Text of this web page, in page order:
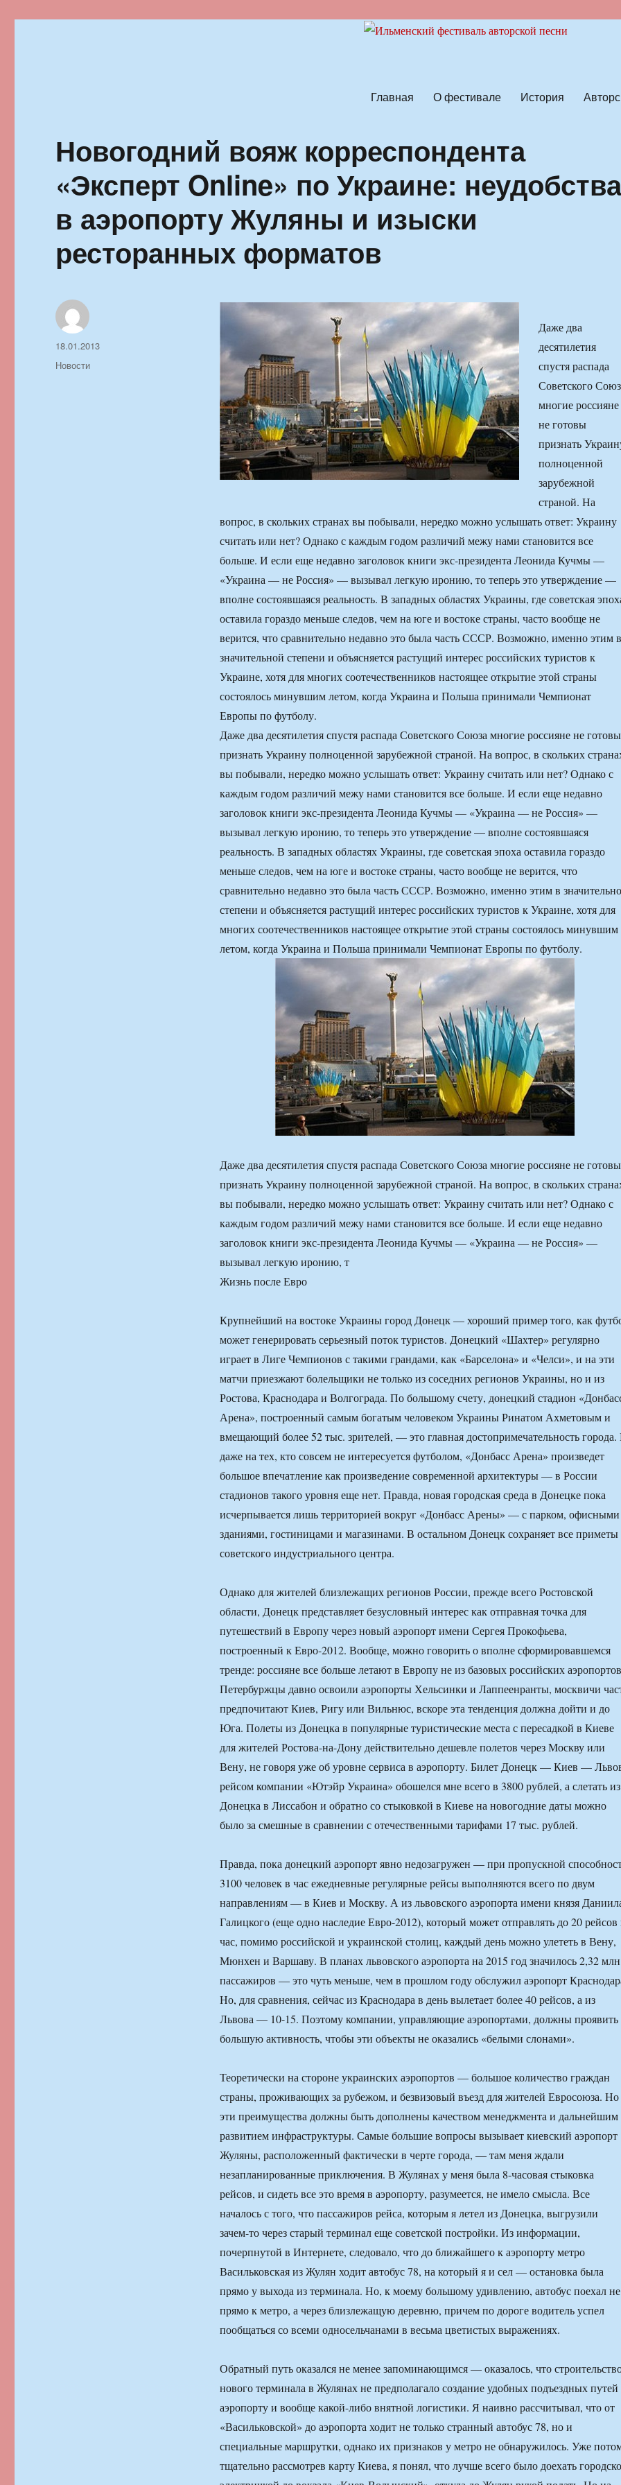
Главная О фестивале История
Новогодний вояж корреспондента
«Эксперт Online» по Украине:
в аэропорту Жуляны и изыски
ресторанных форматов
Даже два
десятилетия
спустя распада
Советского
многие россияне
не готовы
признать
полноценной
зарубежной
страной. На
вопрос, в скольких странах вы побывали, нередко можно услышать ответ: Украину
считать или нет? Однако с каждым годом различий межу нами становится все
больше. И если еще недавно заголовок книги экс-президента Леонида Кучмы —
«Украина — не Россия» — вызывал легкую иронию, то теперь это утверждение —
вполне состоявшаяся реальность. В западных областях Украины, где советская
оставила гораздо меньше следов, чем на юге и востоке страны, часто вообще не
верится, что сравнительно недавно это была часть СССР. Возможно, именно этим в
значительной степени и объясняется растущий интерес российских туристов к
Украине, хотя для многих соотечественников настоящее открытие этой страны
состоялось минувшим летом, когда Украина и Польша принимали Чемпионат
Европы по футболу.
Даже два десятилетия спустя распада Советского Союза многие россияне не готовы
признать Украину полноценной зарубежной страной. На вопрос, в скольких
вы побывали, нередко можно услышать ответ: Украину считать или нет? Однако с
каждым годом различий межу нами становится все больше. И если еще недавно
заголовок книги экс-президента Леонида Кучмы — «Украина — не Россия» —
вызывал легкую иронию, то теперь это утверждение — вполне состоявшаяся
реальность. В западных областях Украины, где советская эпоха оставила гораздо
меньше следов, чем на юге и востоке страны, часто вообще не верится, что
сравнительно недавно это была часть СССР. Возможно, именно этим в
степени и объясняется растущий интерес российских туристов к Украине, хотя для
многих соотечественников настоящее открытие этой страны состоялось минувшим
летом, когда Украина и Польша принимали Чемпионат Европы по футболу.
Даже два десятилетия спустя распада Советского Союза многие россияне не готовы
признать Украину полноценной зарубежной страной. На вопрос, в скольких
вы побывали, нередко можно услышать ответ: Украину считать или нет? Однако с
каждым годом различий межу нами становится все больше. И если еще недавно
заголовок книги экс-президента Леонида Кучмы — «Украина — не Россия» —
вызывал легкую иронию, т
Жизнь после Евро
Крупнейший на востоке Украины город Донецк — хороший пример того, как
может генерировать серьезный поток туристов. Донецкий «Шахтер» регулярно
играет в Лиге Чемпионов с такими грандами, как «Барселона» и «Челси», и на эти
матчи приезжают болельщики не только из соседних регионов Украины, но и из
Ростова, Краснодара и Волгограда. По большому счету, донецкий стадион
Арена», построенный самым богатым человеком Украины Ринатом Ахметовым и
вмещающий более 52 тыс. зрителей, — это главная достопримечательность
даже на тех, кто совсем не интересуется футболом, «Донбасс Арена» произведет
большое впечатление как произведение современной архитектуры — в России
стадионов такого уровня еще нет. Правда, новая городская среда в Донецке пока
исчерпывается лишь территорией вокруг «Донбасс Арены» — с парком, офисными
зданиями, гостиницами и магазинами. В остальном Донецк сохраняет все приметы
советского индустриального центра.
Однако для жителей близлежащих регионов России, прежде всего Ростовской
области, Донецк представляет безусловный интерес как отправная точка для
путешествий в Европу через новый аэропорт имени Сергея Прокофьева,
построенный к Евро-2012. Вообще, можно говорить о вполне сформировавшемся
тренде: россияне все больше летают в Европу не из базовых российских
Петербуржцы давно освоили аэропорты Хельсинки и Лаппеенранты, москвичи
предпочитают Киев, Ригу или Вильнюс, вскоре эта тенденция должна дойти и до
Юга. Полеты из Донецка в популярные туристические места с пересадкой в Киеве
для жителей Ростова-на-Дону действительно дешевле полетов через Москву или
Вену, не говоря уже об уровне сервиса в аэропорту. Билет Донецк — Киев —
рейсом компании «Ютэйр Украина» обошелся мне всего в 3800 рублей, а слетать из
Донецка в Лиссабон и обратно со стыковкой в Киеве на новогодние даты можно
было за смешные в сравнении с отечественными тарифами 17 тыс. рублей.
Правда, пока донецкий аэропорт явно недозагружен — при пропускной
3100 человек в час ежедневные регулярные рейсы выполняются всего по двум
направлениям — в Киев и Москву. А из львовского аэропорта имени князя
Галицкого (еще одно наследие Евро-2012), который может отправлять до 20 рейсов
час, помимо российской и украинской столиц, каждый день можно улететь в Вену,
Мюнхен и Варшаву. В планах львовского аэропорта на 2015 год значилось 2,32 млн
пассажиров — это чуть меньше, чем в прошлом году обслужил аэропорт
Но, для сравнения, сейчас из Краснодара в день вылетает более 40 рейсов, а из
Львова — 10-15. Поэтому компании, управляющие аэропортами, должны проявить
большую активность, чтобы эти объекты не оказались «белыми слонами».
Теоретически на стороне украинских аэропортов — большое количество граждан
страны, проживающих за рубежом, и безвизовый въезд для жителей Евросоюза. Но
эти преимущества должны быть дополнены качеством менеджмента и дальнейшим
развитием инфраструктуры. Самые большие вопросы вызывает киевский аэропорт
Жуляны, расположенный фактически в черте города, — там меня ждали
незапланированные приключения. В Жулянах у меня была 8-часовая стыковка
рейсов, и сидеть все это время в аэропорту, разумеется, не имело смысла. Все
началось с того, что пассажиров рейса, которым я летел из Донецка, выгрузили
зачем-то через старый терминал еще советской постройки. Из информации,
почерпнутой в Интернете, следовало, что до ближайшего к аэропорту метро
Васильковская из Жулян ходит автобус 78, на который я и сел — остановка была
прямо у выхода из терминала. Но, к моему большому удивлению, автобус поехал не
прямо к метро, а через близлежащую деревню, причем по дороге водитель успел
пообщаться со всеми односельчанами в весьма цветистых выражениях.
Обратный путь оказался не менее запоминающимся — оказалось, что
нового терминала в Жулянах не предполагало создание удобных подъездных путей
аэропорту и вообще какой-либо внятной логистики. Я наивно рассчитывал, что от
«Васильковской» до аэропорта ходит не только странный автобус 78, но и
специальные маршрутки, однако их признаков у метро не обнаружилось. Уже
тщательно рассмотрев карту Киева, я понял, что лучше всего было доехать
Автор
Опубликовано
18.01.2013
Рубрики
Новости